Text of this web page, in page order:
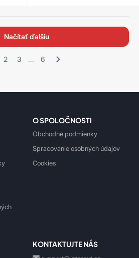
načítať ďalšiu
2 3 ... 6
O SPOLOČNOSTI
Obchodné podmienky
Spracovanie osobných údajov
Cookies
KONTAKTUJTE NÁS